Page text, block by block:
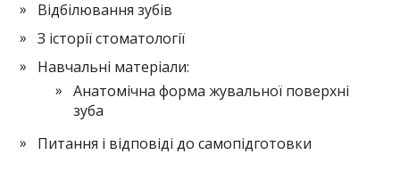
Відбілювання зубів
З історії стоматології
Навчальні матеріали:
Анатомічна форма жувальної поверхні
зуба
Питання і відповіді до самопідготовки